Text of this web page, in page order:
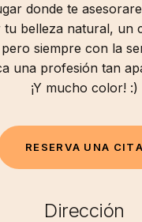
donde te
tu belleza natural, un
siempre con la
una profesión tan
¡Y mucho color! :)
RESERVA U NA CITA
Dirección